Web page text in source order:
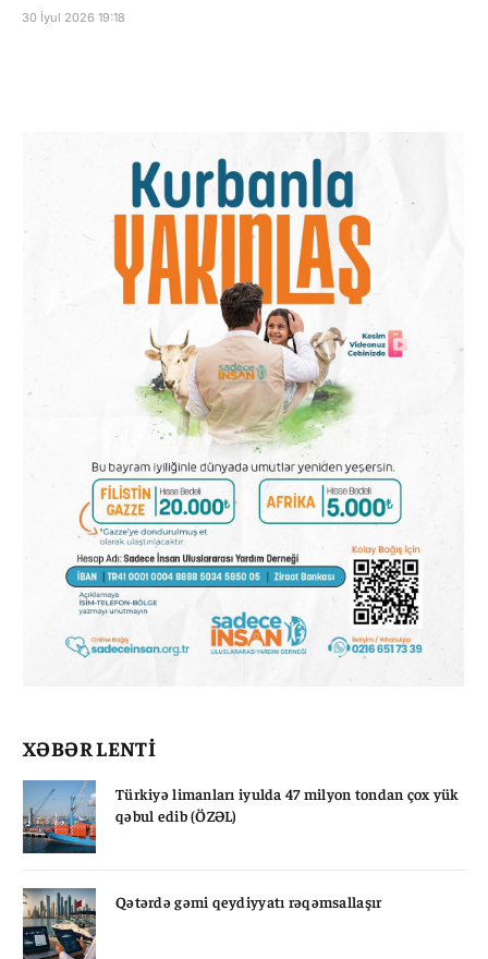
30 İyul 2026 19:18
XƏBƏR LENTİ
Türkiyə limanları iyulda 47 milyon tondan çox yük
qəbul edib (ÖZƏL)
Qətərdə gəmi qeydiyyatı rəqəmsallaşır